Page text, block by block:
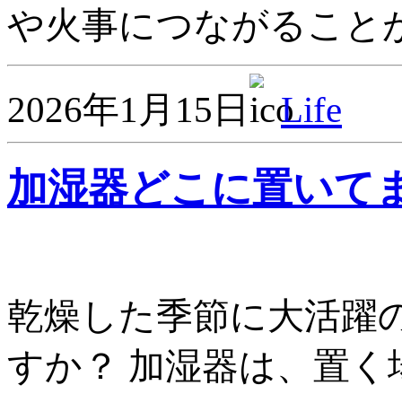
や火事につながるこ
2026年1月15日 Life
加湿器どこに置いて
乾燥した季節に大活躍
すか？ 加湿器は、置